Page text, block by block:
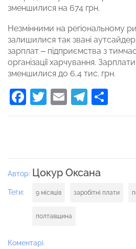
зменшилися на 674 грн.
Незмінними на регіональному
залишилися так звані
зарплат – підприємства з
організації харчування.
зменшилися до 6,4 тис. грн.
Facebook
Twitter
Email
Автор: Цокур Оксана
Теги: 9 місяців заробітні плати
полтавщина
Коментарі